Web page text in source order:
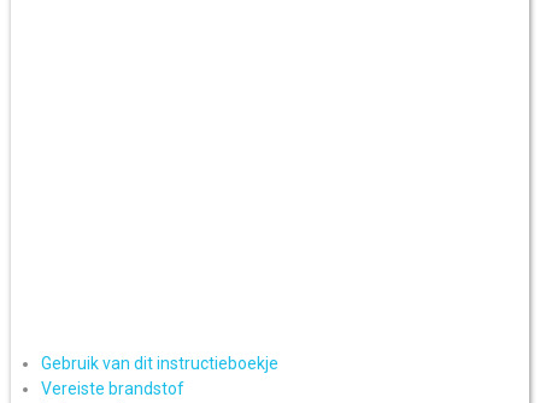
Gebruik van dit instructieboekje
Vereiste brandstof